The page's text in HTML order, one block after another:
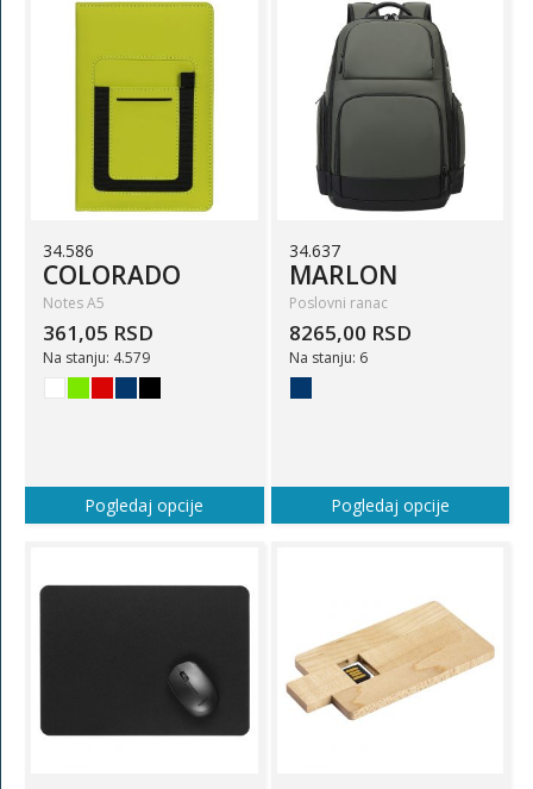
34.586
COLORADO
Notes A5
361,05 RSD
Na stanju: 4.579
Pogledaj opcije
34.637
MARLON
Poslovni ranac
8265,00 RSD
Na stanju: 6
Pogledaj opcije